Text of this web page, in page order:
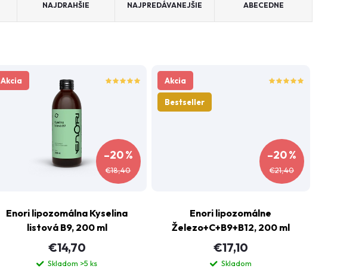
NAJDRAHŠIE NAJPREDÁVANEJŠIE ABECEDNE
Akcia
€18,40
–20 %
Enori lipozomálna Kyselina
listová B9, 200 ml
€14,70
Skladom >5 ks
Akcia
Bestseller
€21,40
–20 %
Enori lipozomálne
Železo+C+B9+B12, 200 ml
€17,10
Skladom
www.enori.cz - Chat
Máte otázku?